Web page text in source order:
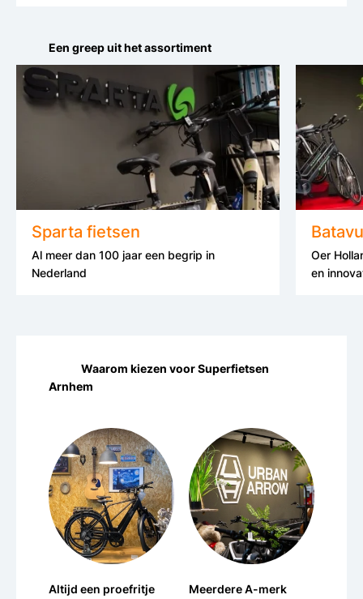
Een greep uit het assortiment
Sparta fietsen
Al meer dan 100 jaar een begrip in
Nederland
Oer
en
Waarom kiezen voor Superfietsen
Arnhem
Altijd een proefritje
Meerdere A-merk